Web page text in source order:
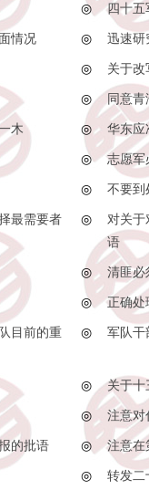
◎ 四十五
情况 ◎ 迅速研
◎ 关于
◎ 同意
木 ◎ 华东应
◎ 志愿军
◎ 不要到
最需要者
◎
对关
语
◎ 清匪必
◎ 正确处
目前的重
◎ 军队干
◎ 关于十
◎ 注意对
的批语 ◎ 注意在
◎
转发二